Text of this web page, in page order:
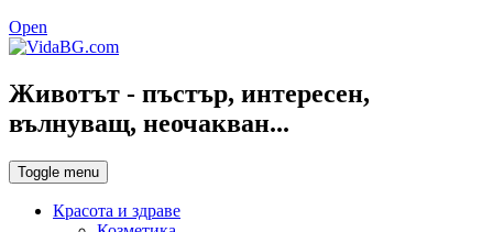
Open
Животът - пъстър, интересен,
вълнуващ, неочакван...
Toggle menu
Красота и здраве